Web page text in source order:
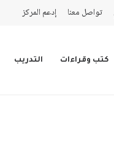
تواصل معنا إدعم المركز
كتب وقراءات التدريب